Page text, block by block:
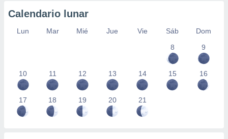
Calendario lunar
Lun Mar Mié Jue Vie Sáb
Dom
8
9
10 11 12 13 14 15 16
17 18 19 20 21